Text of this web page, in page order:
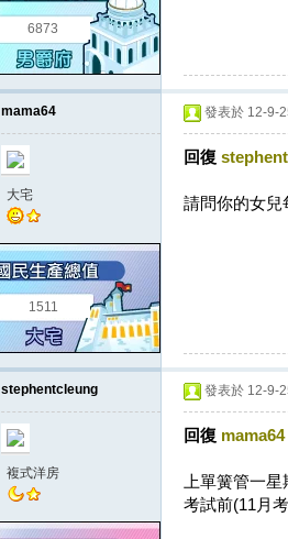
6873
mama64
大宅
1511
發表於 12-9-
回復
請問你的女
stephentcleung
複式洋房
發表於 12-9-
回復 mama64
上單簧管一
考試前(11月